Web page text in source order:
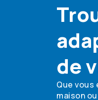
de
Que vous
maison